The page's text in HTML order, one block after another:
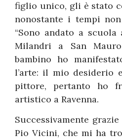
figlio unico, gli è stato
nonostante i tempi
“Sono andato a
Milandri a San
bambino ho
l’arte: il mio desiderio
pittore, pertanto ho
artistico a Ravenna.
Successivamente
Pio Vicini, che mi ha